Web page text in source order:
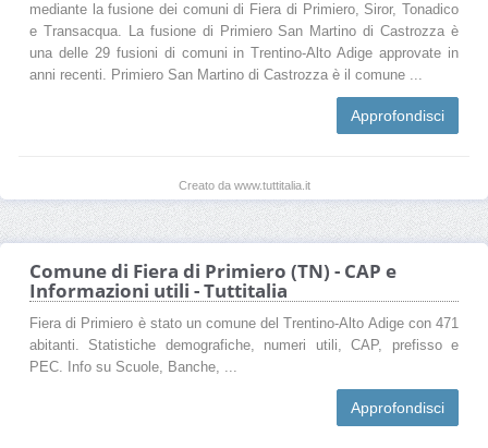
mediante la fusione dei comuni di Fiera di Primiero, Siror, Tonadico
e Transacqua. La fusione di Primiero San Martino di Castrozza è
una delle 29 fusioni di comuni in Trentino-Alto Adige approvate in
anni recenti. Primiero San Martino di Castrozza è il comune ...
Approfondisci
Creato da www.tuttitalia.it
Comune di Fiera di Primiero (TN) - CAP e
Informazioni utili - Tuttitalia
Fiera di Primiero è stato un comune del Trentino-Alto Adige con 471
abitanti. Statistiche demografiche, numeri utili, CAP, prefisso e
PEC. Info su Scuole, Banche, ...
Approfondisci